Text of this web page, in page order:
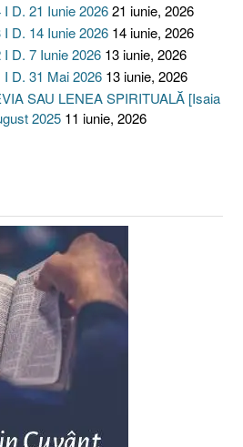
D. 21 Iunie 202621 iunie, 2026
D. 14 Iunie 2026 14 iunie, 2026
D. 7 Iunie 2026 13 iunie, 2026
I D. 31 Mai 2026 13 iunie, 2026
SAU LENEA SPIRITUALĂ [Isaia
2025 11 iunie, 2026